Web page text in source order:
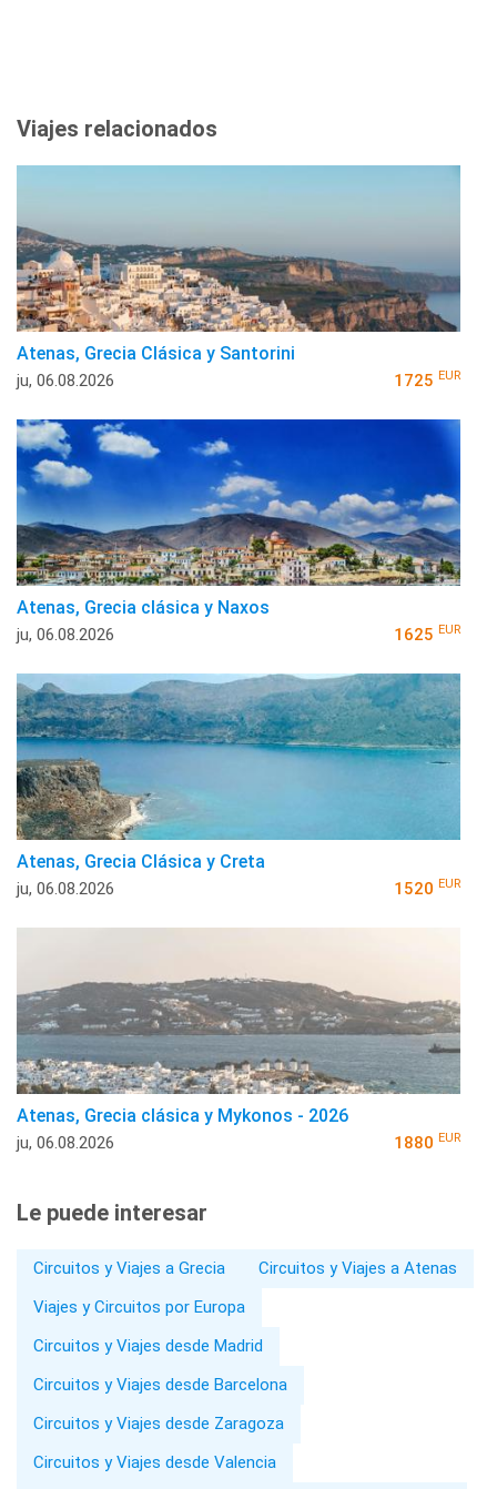
Viajes relacionados
Atenas, Grecia Clásica y Santorini
ju, 06.08.2026 1725 EUR
Atenas, Grecia clásica y Naxos
ju, 06.08.2026 1625 EUR
Atenas, Grecia Clásica y Creta
ju, 06.08.2026 1520 EUR
Atenas, Grecia clásica y Mykonos - 2026
ju, 06.08.2026 1880 EUR
Le puede interesar
Circuitos y Viajes a Grecia
Circuitos y Viajes a Atenas
Viajes y Circuitos por Europa
Circuitos y Viajes desde Madrid
Circuitos y Viajes desde Barcelona
Circuitos y Viajes desde Zaragoza
Circuitos y Viajes desde Valencia